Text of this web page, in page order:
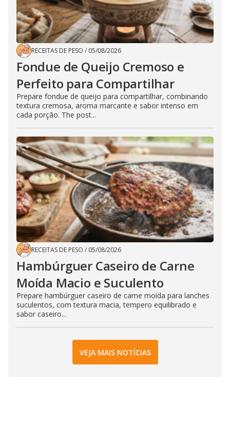
RECEITAS DE PESO / 05/08/2026
Fondue de Queijo Cremoso e
Perfeito para Compartilhar
Prepare fondue de queijo para compartilhar, combinando
textura cremosa, aroma marcante e sabor intenso em
cada porção. The post...
RECEITAS DE PESO / 05/08/2026
Hambúrguer Caseiro de Carne
Moída Macio e Suculento
Prepare hambúrguer caseiro de carne moída para lanches
suculentos, com textura macia, tempero equilibrado e
sabor caseiro...
VEJA MAIS NOTÍCIAS